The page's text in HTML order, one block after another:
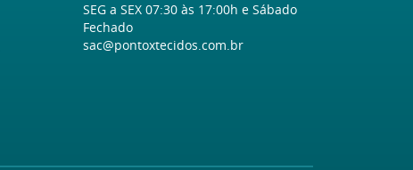
SEG a SEX 07:30 às 17:00h e Sábado
Fechado
sac@pontoxtecidos.com.br